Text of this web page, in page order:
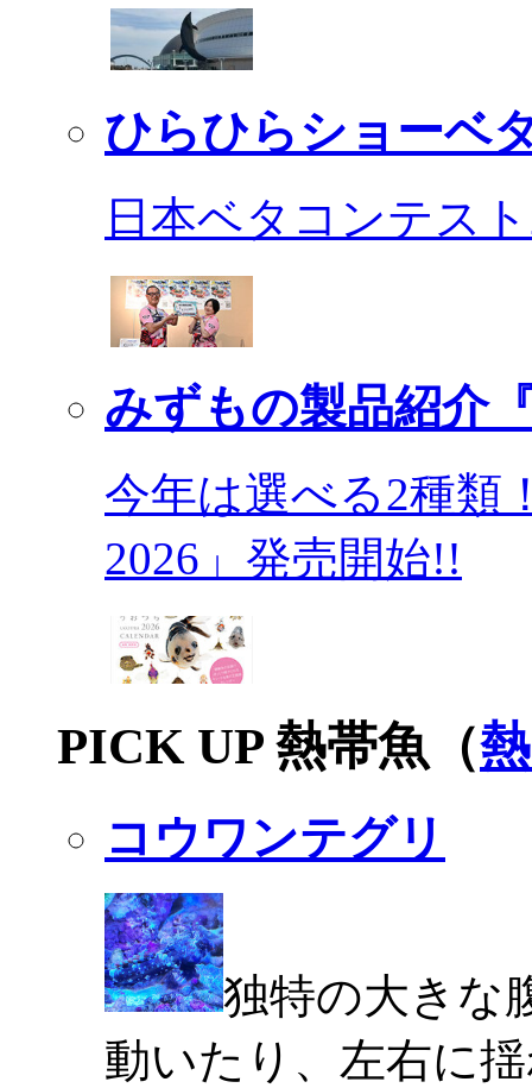
ひらひらショーベ
日本ベタコンテス
みずもの製品紹介
今年は選べる2種類
2026」発売開始!!
PICK UP 熱帯魚（
コウワンテグリ
独特の大きな
動いたり、左右に